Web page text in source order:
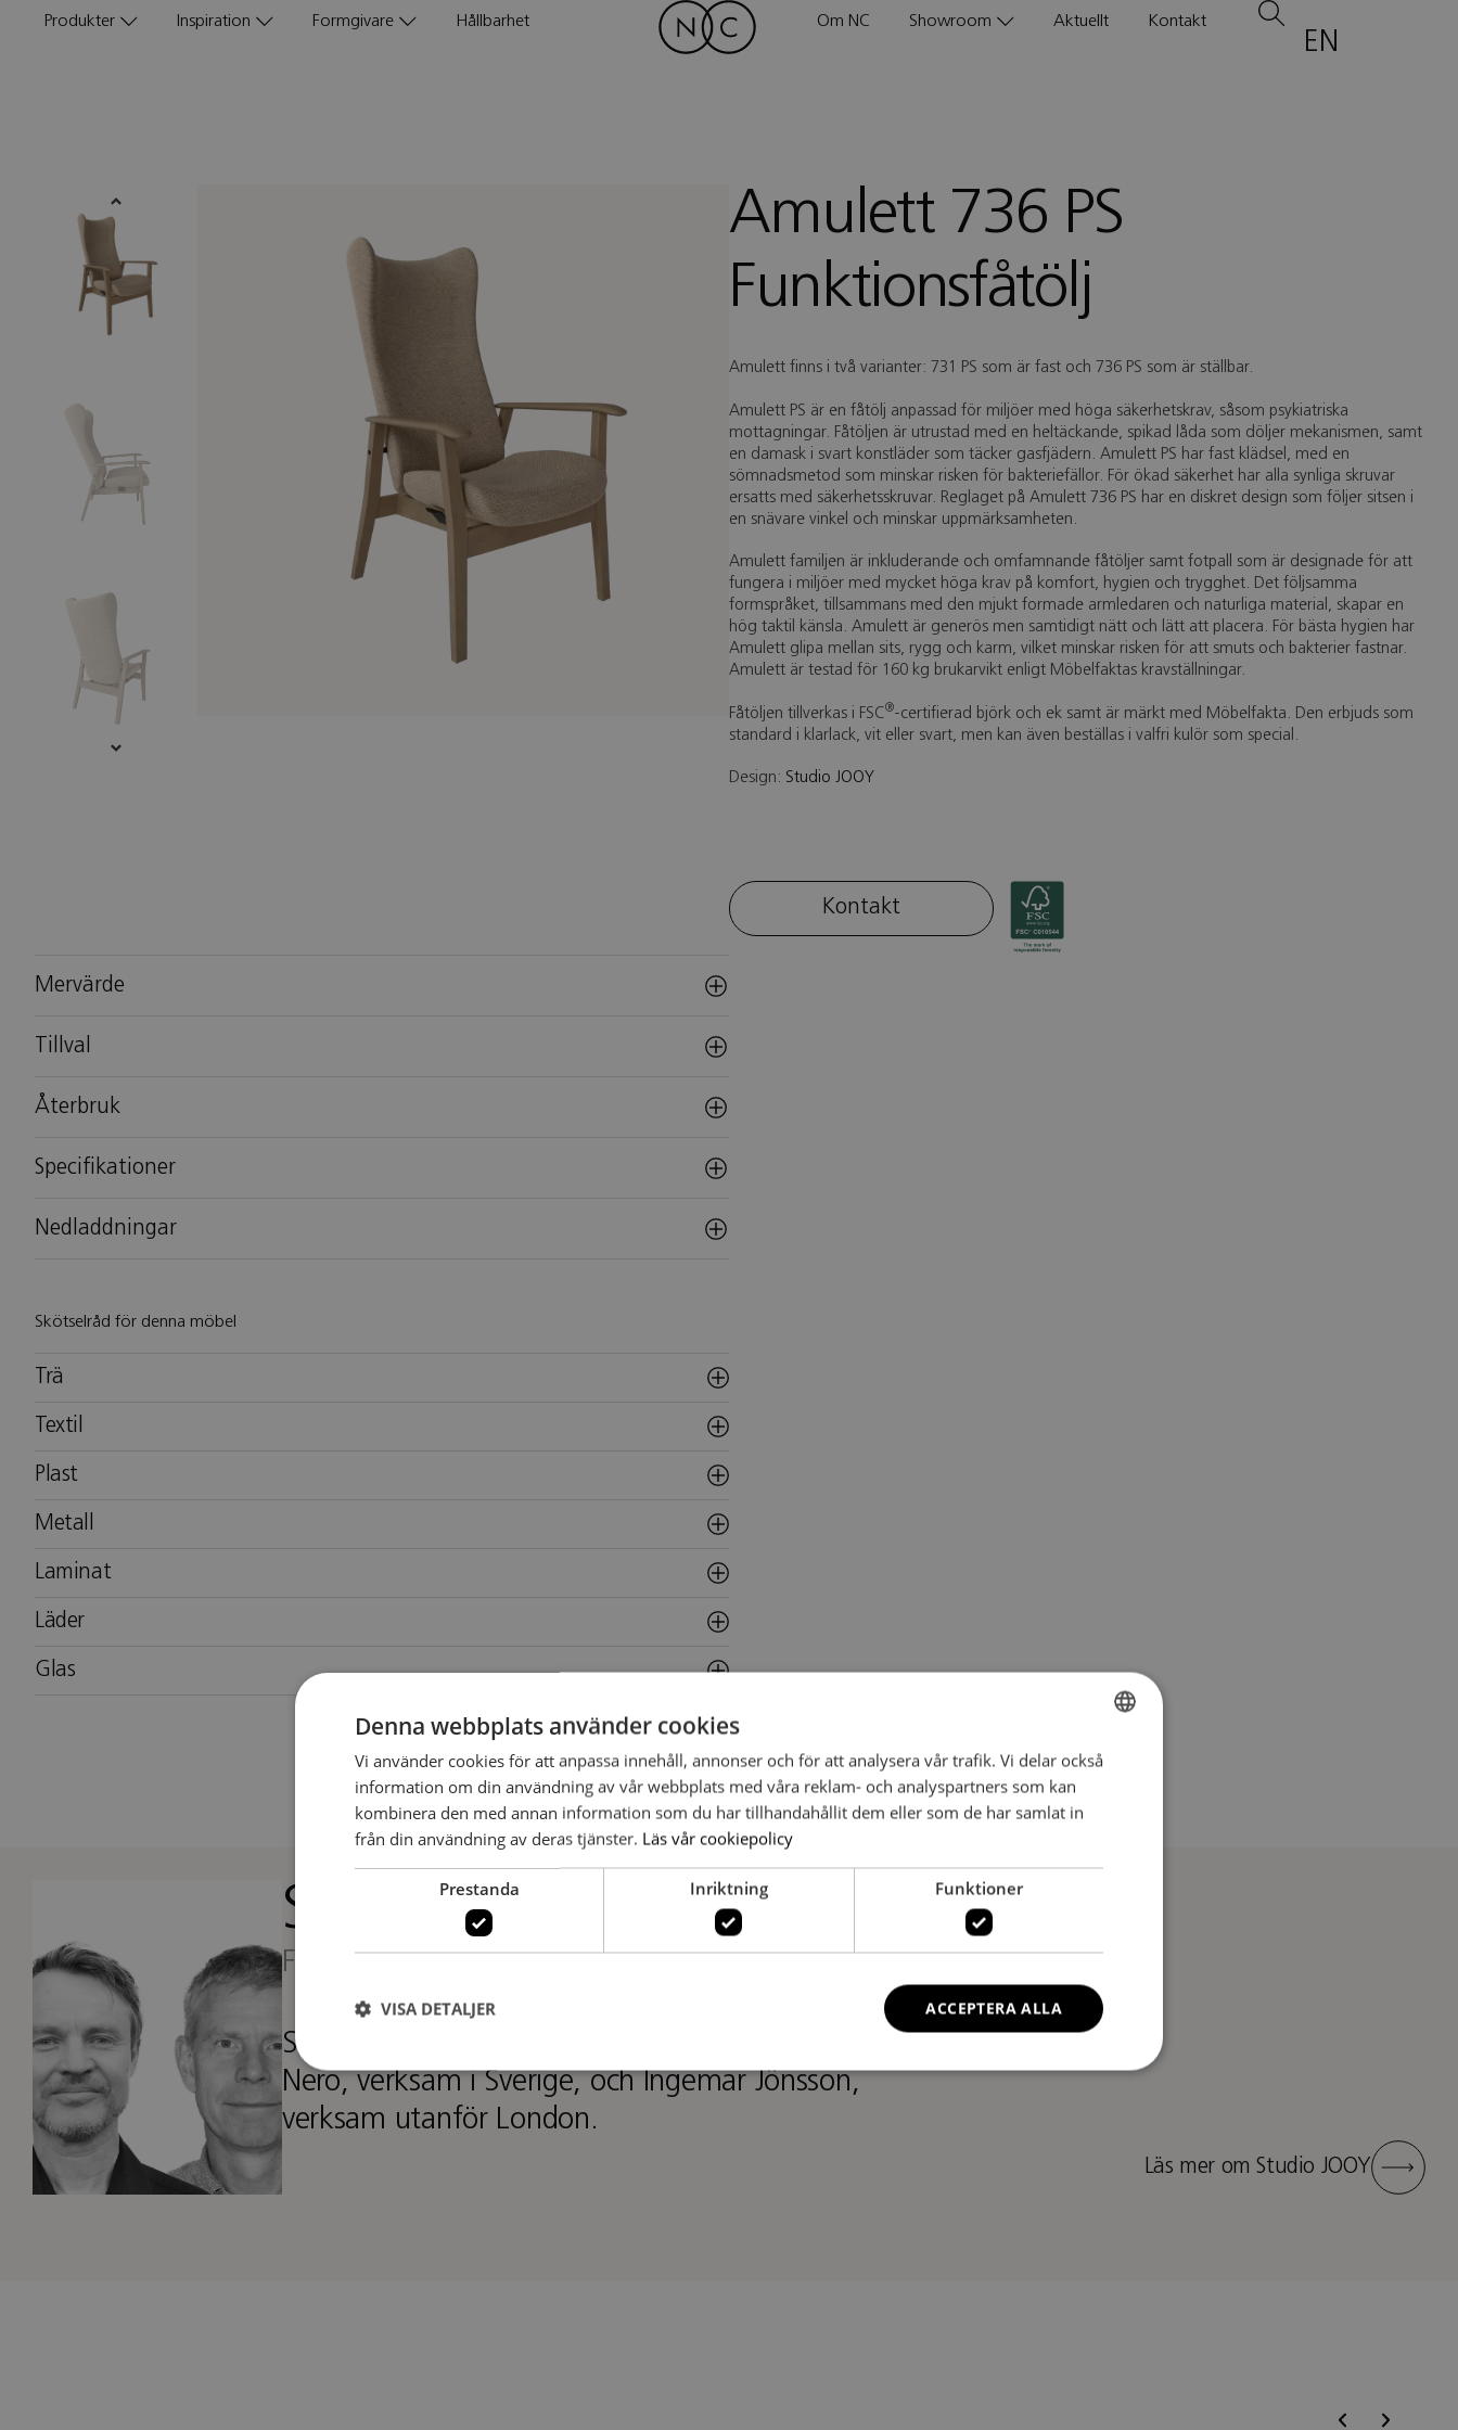
Produkter Inspiration Formgivare Hållbarhet Om NC Showroom Aktuellt Kontakt
EN
Mervärde
Tillval
Återbruk
Specifikationer
Nedladdningar
Skötselråd för denna möbel
Trä
Textil
Plast
Metall
Laminat
Läder
Glas
Amulett 736 PS
Funktionsfåtölj
Amulett finns i två varianter: 731 PS som är fast och 736 PS som är ställbar.
Amulett PS är en fåtölj anpassad för miljöer med höga säkerhetskrav, såsom psykiatriska
mottagningar. Fåtöljen är utrustad med en heltäckande, spikad låda som döljer mekanismen, samt
en damask i svart konstläder som täcker gasfjädern. Amulett PS har fast klädsel, med en
sömnadsmetod som minskar risken för bakteriefällor. För ökad säkerhet har alla synliga skruvar
ersatts med säkerhetsskruvar. Reglaget på Amulett 736 PS har en diskret design som följer sitsen i
en snävare vinkel och minskar uppmärksamheten.
Amulett familjen är inkluderande och omfamnande fåtöljer samt fotpall som är designade för att
fungera i miljöer med mycket höga krav på komfort, hygien och trygghet. Det följsamma
formspråket, tillsammans med den mjukt formade armledaren och naturliga material, skapar en
hög taktil känsla. Amulett är generös men samtidigt nätt och lätt att placera. För bästa hygien har
Amulett glipa mellan sits, rygg och karm, vilket minskar risken för att smuts och bakterier fastnar.
Amulett är testad för 160 kg brukarvikt enligt Möbelfaktas kravställningar.
Fåtöljen tillverkas i FSC®-certifierad björk och ek samt är märkt med Möbelfakta. Den erbjuds som
standard i klarlack, vit eller svart, men kan även beställas i valfri kulör som special.
Design: Studio JOOY
Kontakt
Studio JOOY
Formgivare
Studio JOOY består av formgivarna Magnus
Nero, verksam i Sverige, och Ingemar Jönsson,
verksam utanför London.
Läs mer om Studio JOOY
SWEDISH
SWEDISH
Denna webbplats använder cookies
Vi använder cookies för att anpassa innehåll, annonser och för att analysera vår trafik. Vi delar också
information om din användning av vår webbplats med våra reklam- och analyspartners som kan
kombinera den med annan information som du har tillhandahållit dem eller som de har samlat in
från din användning av deras tjänster. Läs vår cookiepolicy
Prestanda Inriktning Funktioner
ACCEPTERA ALLA
VISA DETALJER